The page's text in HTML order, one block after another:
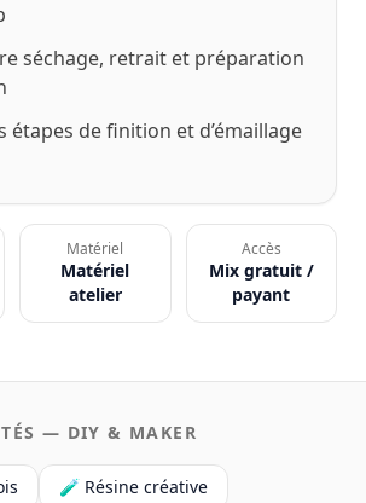
séchage, retrait et préparation
étapes de finition et d’émaillage
Matériel
Matériel
atelier
Accès
Mix gratuit /
payant
— DIY & MAKER
🧪 Résine créative